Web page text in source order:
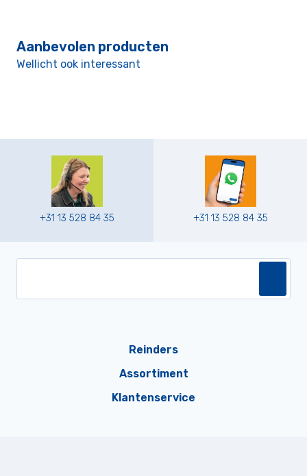
Aanbevolen producten
Wellicht ook interessant
+31 13 528 84 35 +31 13 528 84 35
Reinders
Assortiment
Klantenservice